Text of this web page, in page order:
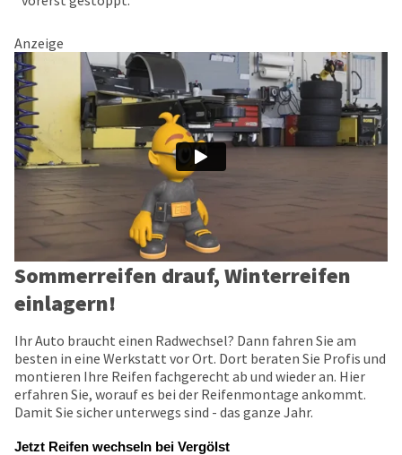
Anzeige
Sommerreifen drauf, Winterreifen
einlagern!
Ihr Auto braucht einen Radwechsel? Dann fahren Sie am
besten in eine Werkstatt vor Ort. Dort beraten Sie Profis und
montieren Ihre Reifen fachgerecht ab und wieder an. Hier
erfahren Sie, worauf es bei der Reifenmontage ankommt.
Damit Sie sicher unterwegs sind - das ganze Jahr.
Jetzt Reifen wechseln bei Vergölst